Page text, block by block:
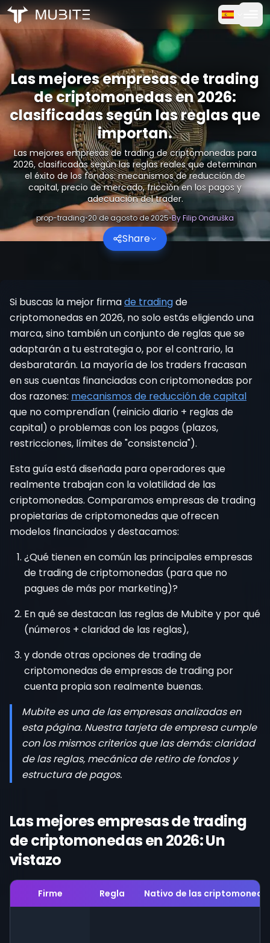
Cómo funciona
Prueba Gratuita
Preguntas frecuentes
Testimonios
Trading
Sobre nosotros
Iniciar sesión
Inicio
Informes Cripto
/ Las mejores empresas de trading de criptomonedas
Las mejores empresas de trading
de criptomonedas en 2026:
clasificadas según las reglas que
importan.
Las mejores empresas de trading de criptomonedas para
2026, clasificadas según las reglas reales que determinan
el éxito de los fondos: mecanismos de reducción de
capital, precio de mercado, fricción en los pagos y
adecuación del trader.
prop-trading•20 de agosto de 2025•ByFilip Ondruška
Share
Si buscas la mejor firmade tradingde
criptomonedas en 2026, no solo estás eligiendo una
marca, sino también un conjunto de reglas que se
adaptarán a tu estrategia o, por el contrario, la
desbaratarán. La mayoría de los traders fracasan
en sus cuentas financiadas con criptomonedas por
dos razones: mecanismos de reducción de capital
que no comprendían (reinicio diario + reglas de
capital) o problemas con los pagos (plazos,
restricciones, límites de "consistencia").
Esta guía está diseñada para operadores que
realmente trabajan con la volatilidad de las
criptomonedas. Comparamos empresas de trading
propietarias de criptomonedas que ofrecen
modelos financiados y destacamos:
¿Qué tienen en común las principales empresas
de trading de criptomonedas (para que no
pagues de más por marketing)?
En qué se destacan las reglas de Mubite y por qué
(números + claridad de las reglas),
y donde otras opciones de trading de
criptomonedas de empresas de trading por
cuenta propia son realmente buenas.
Mubite es una de las empresas analizadas en
esta página. Nuestra tarjeta de empresa cumple
con los mismos criterios que las demás: claridad
de las reglas, mecánica de retiro de fondos y
estructura de pagos.
Las mejores empresas de trading
de criptomonedas en 2026: Un
vistazo
Firme Regla Nativo de las